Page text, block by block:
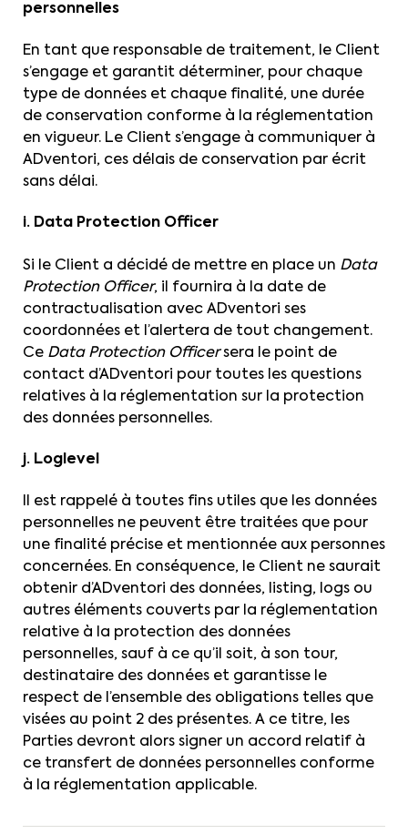
personnelles
En tant que responsable de traitement, le Client
s’engage et garantit déterminer, pour chaque
type de données et chaque finalité, une durée
de conservation conforme à la réglementation
en vigueur. Le Client s’engage à communiquer à
ADventori, ces délais de conservation par écrit
sans délai.
i. Data Protection Officer
Si le Client a décidé de mettre en place un Data
Protection Officer, il fournira à la date de
contractualisation avec ADventori ses
coordonnées et l’alertera de tout changement.
Ce Data Protection Officersera le point de
contact d’ADventori pour toutes les questions
relatives à la réglementation sur la protection
des données personnelles.
j. Loglevel
Il est rappelé à toutes fins utiles que les données
personnelles ne peuvent être traitées que pour
une finalité précise et mentionnée aux personnes
concernées. En conséquence, le Client ne saurait
obtenir d’ADventori des données, listing, logs ou
autres éléments couverts par la réglementation
relative à la protection des données
personnelles, sauf à ce qu’il soit, à son tour,
destinataire des données et garantisse le
respect de l’ensemble des obligations telles que
visées au point 2 des présentes. A ce titre, les
Parties devront alors signer un accord relatif à
ce transfert de données personnelles conforme
à la réglementation applicable.